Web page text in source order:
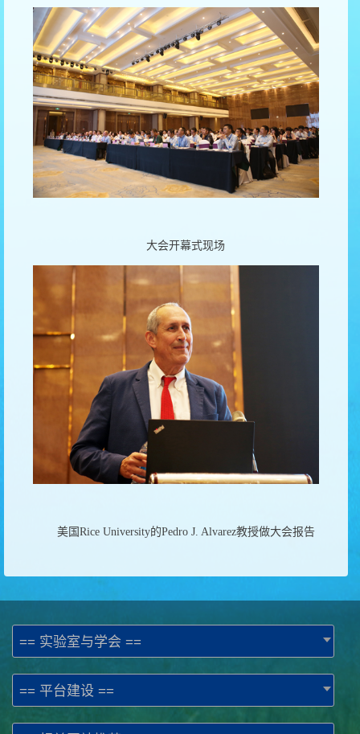
大会开幕式现场
美国Rice University的Pedro J. Alvarez教授做大会报告
== 实验室与学会 ==
== 平台建设 ==